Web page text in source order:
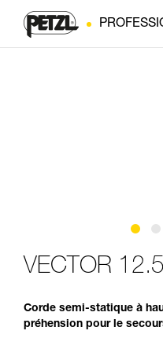
VECTOR
Corde semi-statique à
préhension pour le